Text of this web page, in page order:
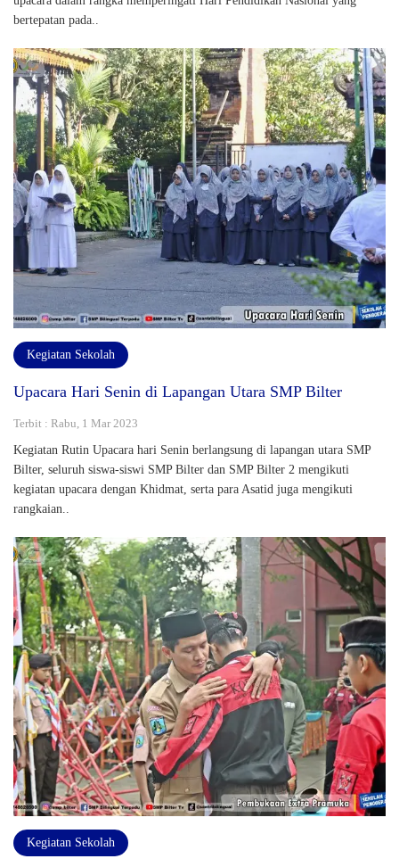
bertepatan pada..
Kegiatan Sekolah
Upacara Hari Senin di Lapangan Utara SMP Bilter
Terbit : Rabu, 1 Mar 2023
Kegiatan Rutin Upacara hari Senin berlangsung di lapangan utara SMP
Bilter, seluruh siswa-siswi SMP Bilter dan SMP Bilter 2 mengikuti
kegiatan upacara dengan Khidmat, serta para Asatid juga mengikuti
rangkaian..
Kegiatan Sekolah